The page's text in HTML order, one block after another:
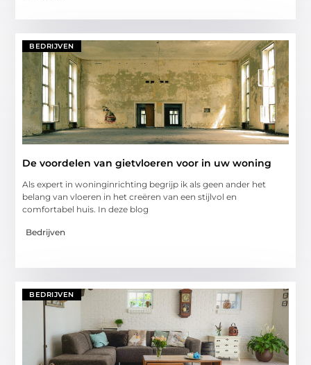
BEDRIJVEN
De voordelen van gietvloeren voor in uw woning
Als expert in woninginrichting begrijp ik als geen ander het
belang van vloeren in het creëren van een stijlvol en
comfortabel huis. In deze blog
Bedrijven
BEDRIJVEN